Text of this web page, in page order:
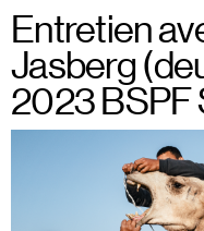
BSPF Menu
Entretien
Jasberg
2023 BSPF